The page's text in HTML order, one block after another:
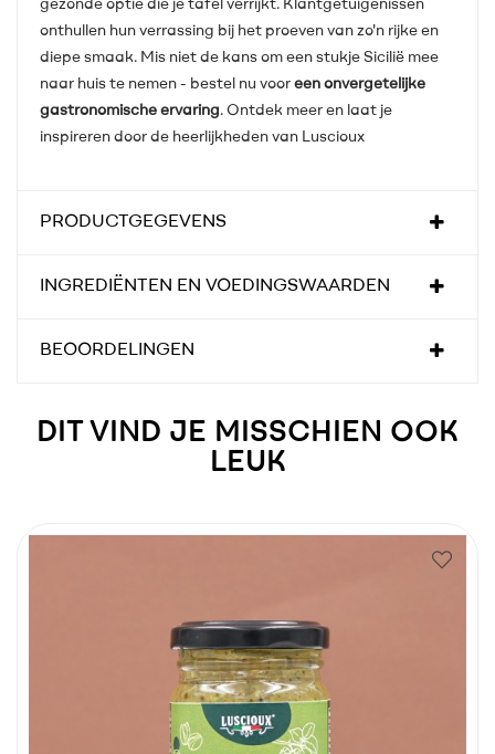
gezonde optie die je tafel verrijkt. Klantgetuigenissen
onthullen hun verrassing bij het proeven van zo'n rijke en
diepe smaak. Mis niet de kans om een stukje Sicilië mee
naar huis te nemen - bestel nu voor een onvergetelijke
gastronomische ervaring. Ontdek meer en laat je
inspireren door de heerlijkheden van Luscioux
PRODUCTGEGEVENS
INGREDIËNTEN EN VOEDINGSWAARDEN
BEOORDELINGEN
DIT VIND JE MISSCHIEN OOK
LEUK